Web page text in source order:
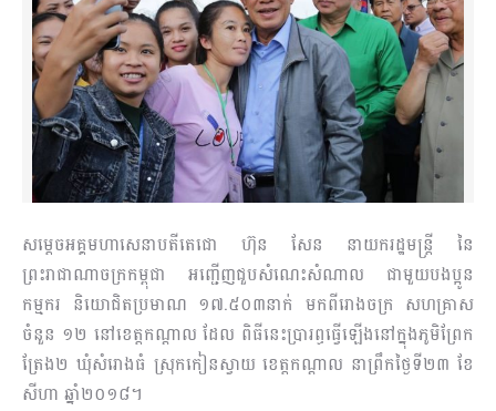
សម្តេចអគ្គមហាសេនាបតីតេជោ ហ៊ុន សែន នាយករដ្ឋមន្រ្តី នៃ
ព្រះរាជាណាចក្រកម្ពុជា អញ្ជើញជួបសំណេះ​សំណាល​ ជាមួយបងប្អូន
កម្មករ និយោជិតប្រមាណ ១៧.៥០៣នាក់ មកពីរោងចក្រ សហគ្រាស
ចំនួន ១២ នៅខេត្ត​កណ្តាល ដែល ពិធីនេះប្រារព្ធធ្វើឡើងនៅក្នុងភូមិព្រែក
ត្រែង២ ឃុំសំរោងធំ ស្រុកកៀនស្វាយ ខេត្តកណ្តាល នាព្រឹកថ្ងៃ​ទី២៣ ខែ
សីហា ឆ្នាំ២០១៨។